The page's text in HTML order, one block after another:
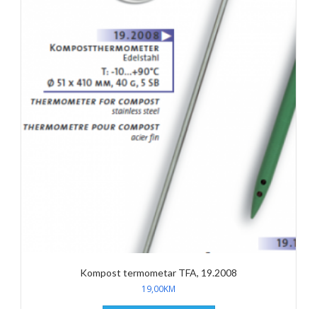
Kompost termometar TFA, 19.2008
19,00KM